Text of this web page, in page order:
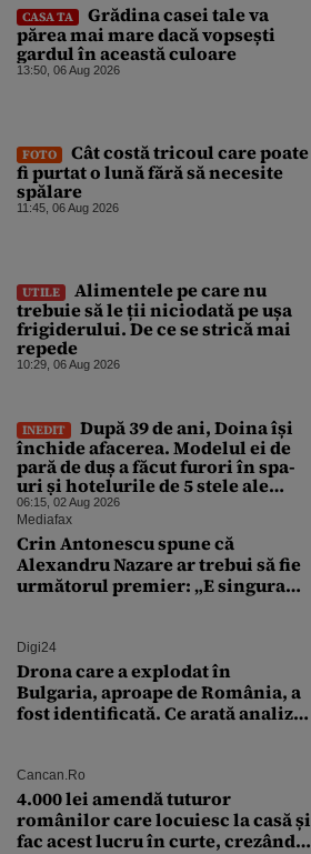
CASA TA
Grădina casei tale va
părea mai mare dacă vopsești
gardul în această culoare
13:50, 06 Aug 2026
FOTO
Cât costă tricoul care poate
fi purtat o lună fără să necesite
spălare
11:45, 06 Aug 2026
UTILE
Alimentele pe care nu
trebuie să le ții niciodată pe ușa
frigiderului. De ce se strică mai
repede
10:29, 06 Aug 2026
INEDIT
După 39 de ani, Doina își
închide afacerea. Modelul ei de
pară de duș a făcut furori în spa-
uri și hotelurile de 5 stele ale
lumii. Ce nu a mai mers
06:15, 02 Aug 2026
Mediafax
Crin Antonescu spune că
Alexandru Nazare ar trebui să fie
următorul premier: „E singura
Digi24
Drona care a explodat în
Bulgaria, aproape de România, a
fost identificată. Ce arată analiza
Cancan.ro
4.000 lei amendă tuturor
românilor care locuiesc la casă și
fac acest lucru în curte, crezând